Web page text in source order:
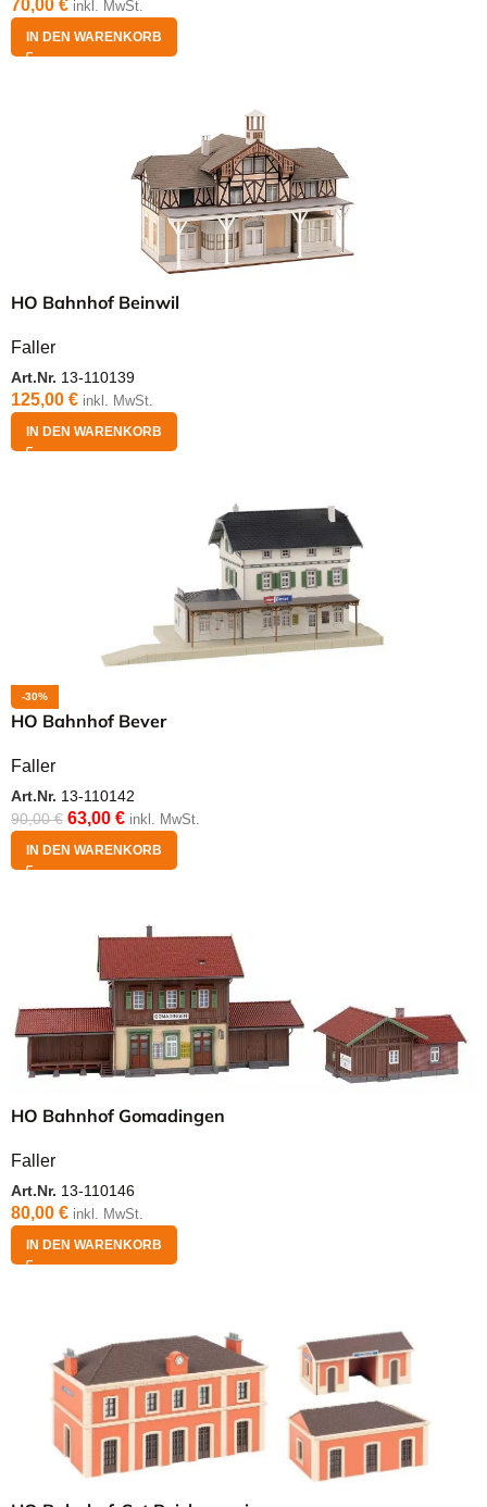
70,00 € inkl. MwSt.
IN DEN WARENKORB
HO Bahnhof Beinwil
Faller
Art.Nr. 13-110139
125,00 € inkl. MwSt.
IN DEN WARENKORB
-30%
HO Bahnhof Bever
Faller
Art.Nr. 13-110142
90,00€ 63,00 € inkl. MwSt.
IN DEN WARENKORB
HO Bahnhof Gomadingen
Faller
Art.Nr. 13-110146
80,00 € inkl. MwSt.
IN DEN WARENKORB